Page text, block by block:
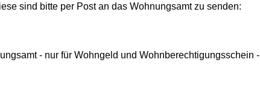
sind bitte per Post an das Wohnungsamt zu senden:
- nur für Wohngeld und Wohnberechtigungsschein -